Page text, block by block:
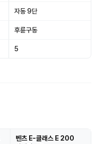
자동 9단
후륜구동
5
벤츠 E-클래스 E 200